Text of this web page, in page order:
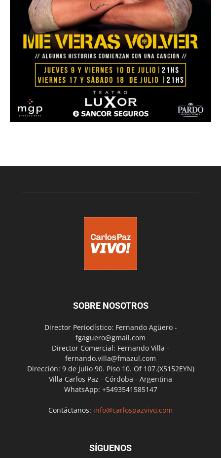
SOBRE NOSOTROS
Director Periodístico: Fernando Agüero -
fgaguero@gmail.com
Director Comercial: Fernando Villa -
fernando.villa@fmazul.com
Dirección: 9 de Julio 90. Piso 10. Of 107.(X5152EYN)
Villa Carlos Paz - Córdoba - Argentina
WhatsApp: +5493541585147
Contáctanos: info@carlospazvivo.com
SÍGUENOS